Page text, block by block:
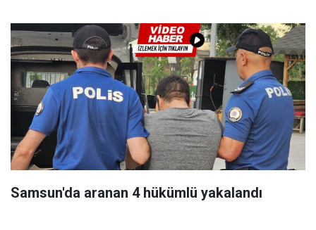
Samsun'da aranan 4 hükümlü yakalandı